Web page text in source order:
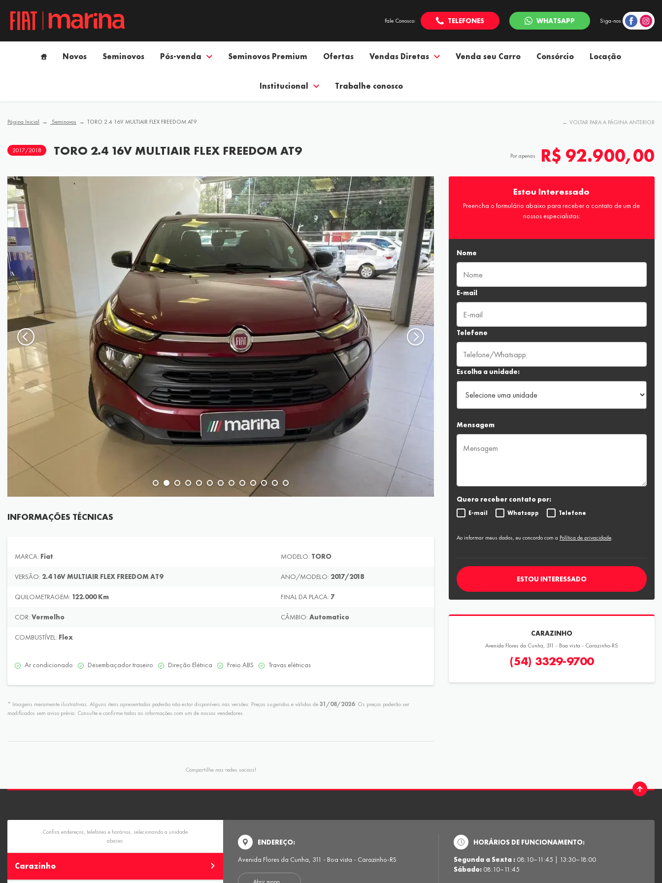
Fale Conosco: TELEFONES WHATSAPP Siga-nos:
Novos Seminovos Pós-venda Seminovos Premium Ofertas Vendas Diretas Venda seu Carro Consórcio Locação
Institucional Trabalhe conosco
Página Inicial Seminovos TORO 2.4 16V MULTIAIR FLEX FREEDOM AT9 ← VOLTAR PARA A PÁGINA ANTERIOR
2017/2018 TORO 2.4 16V MULTIAIR FLEX FREEDOM AT9 Por apenas R$ 92.900,00
INFORMAÇÕES TÉCNICAS
MARCA: Fiat MODELO: TORO
VERSÃO: 2.4 16V MULTIAIR FLEX FREEDOM AT9 ANO/MODELO: 2017/2018
QUILOMETRAGEM: 122.000 Km FINAL DA PLACA: 7
COR: Vermelho CÂMBIO: Automatico
COMBUSTÍVEL: Flex
Ar condicionado Desembaçador traseiro Direção Elétrica Freio ABS Travas elétricas
* Imagens meramente ilustrativas. Alguns itens apresentados poderão não estar disponíveis nas versões. Preços sugeridos e válidos de31/08/2026. Os preços poderão ser
modificados sem aviso prévio. Consulte e confirme todas as informações com um de nossos vendedores.
Compartilhe nas redes sociais!
Estou Interessado
Preencha o formulário abaixo para receber o contato de um de
nossos especialistas:
Nome
E-mail
Telefone
Escolha a unidade:
Mensagem
Quero receber contato por:
E-mail Whatsapp Telefone
Ao informar meus dados, eu concordo com a Política de privacidade.
ESTOU INTERESSADO
CARAZINHO
Avenida Flores da Cunha, 311 - Boa vista - Carazinho-RS
(54) 3329-9700
Confira endereços, telefones e horários, selecionando a unidade
abaixo:
Carazinho
ENDEREÇO:
Avenida Flores da Cunha, 311 - Boa vista - Carazinho-RS
Abrir mapa
HORÁRIOS DE FUNCIONAMENTO:
Segunda a Sexta : 08:10–11:45 | 13:30–18:00
Sábado: 08:10–11:45